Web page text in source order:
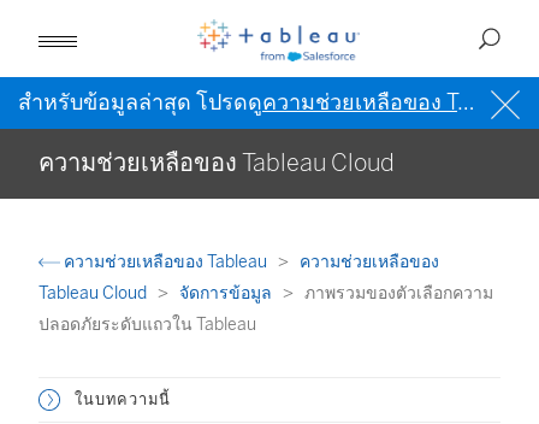
สำหรับข้อมูลล่าสุด โปรดดูความช่วยเหลือของ Tableau เป็นภาษาอังกฤษ (สหรัฐอเมริกา)
ความช่วยเหลือของ Tableau Cloud
ความช่วยเหลือของ Tableau
ความช่วยเหลือของ
Tableau Cloud
จัดการข้อมูล
ภาพรวมของตัวเลือกความ
ปลอดภัยระดับแถวใน Tableau
ในบทความนี้